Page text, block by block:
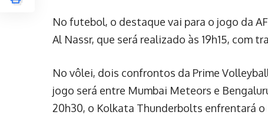
No futebol, o destaque vai para o jogo da
Al Nassr, que será realizado às 19h15, com
No vôlei, dois confrontos da Prime
jogo será entre Mumbai Meteors e
20h30, o Kolkata Thunderbolts enfrentará